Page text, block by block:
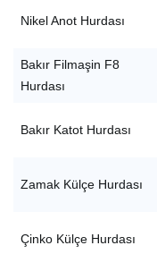
Nikel Anot Hurdası
Bakır Filmaşin F8
Hurdası
Bakır Katot Hurdası
Zamak Külçe Hurdası
Çinko Külçe Hurdası